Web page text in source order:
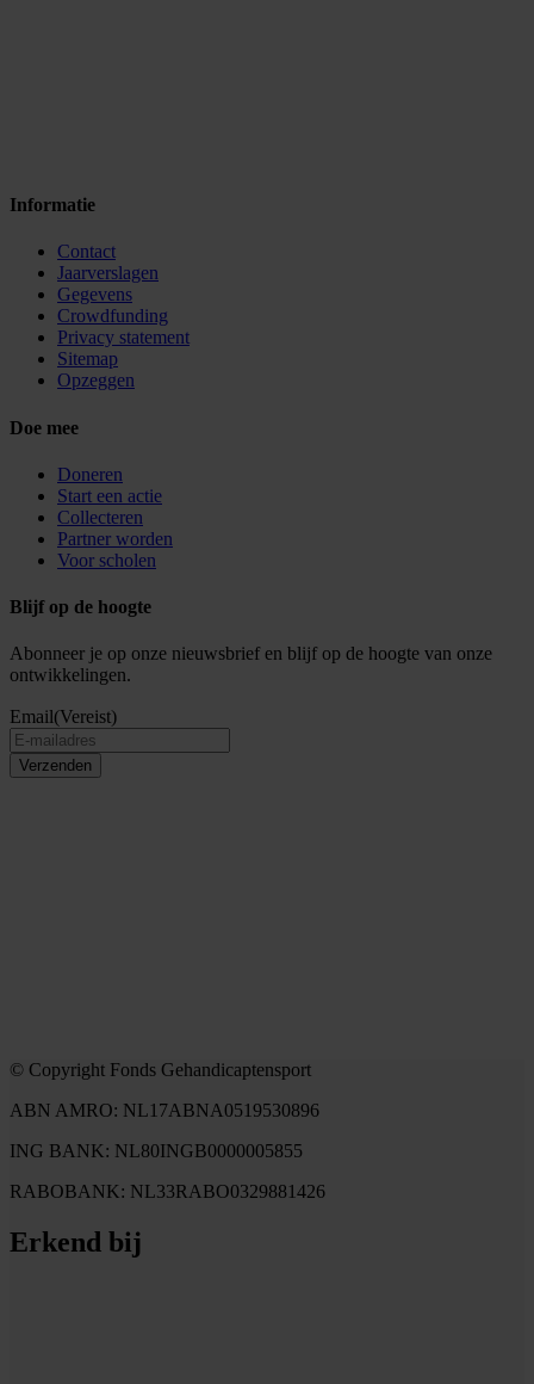
Informatie
Contact
Jaarverslagen
Gegevens
Crowdfunding
Privacy statement
Sitemap
Opzeggen
Doe mee
Doneren
Start een actie
Collecteren
Partner worden
Voor scholen
Blijf op de hoogte
Abonneer je op onze nieuwsbrief en blijf op de hoogte van onze
ontwikkelingen.
Email(Vereist)
Verzenden
© Copyright Fonds Gehandicaptensport
ABN AMRO: NL17ABNA0519530896
ING BANK: NL80INGB0000005855
RABOBANK: NL33RABO0329881426
Erkend bij